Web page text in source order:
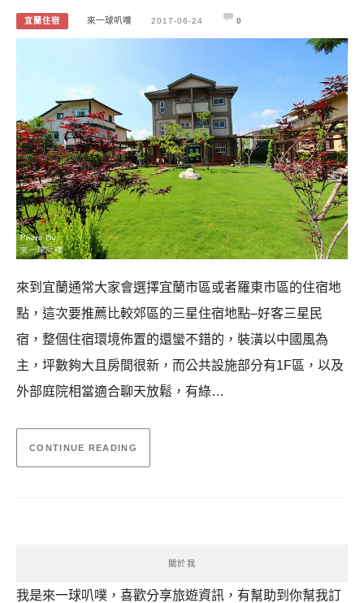
宜蘭住宿 來一球叭噗 2017-06-24 0
來到宜蘭通常大家會選擇宜蘭市區或者羅東市區的住宿地
點，這次要推薦比較郊區的三星住宿地點–好客三星民
宿，整個住宿環境佈置的還蠻不錯的，裝潢以中國風為
主，坪數夠大且房間很新，而公共設施部分有1F區，以及
外部庭院相當適合聊天放鬆，有綠…
CONTINUE READING
關於我
我是來一球叭噗，喜歡分享旅遊資訊，有幫助到你幫我訂